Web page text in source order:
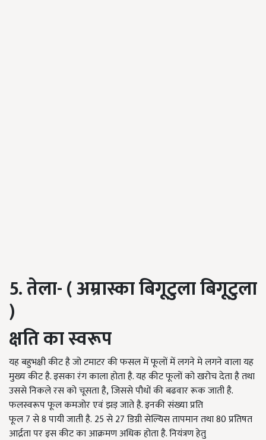
5. तेला- ( अम्रास्का बिगूटुला बिगूटुला
)
क्षति का स्वरूप
यह बहुभक्षी कीट है जो टमाटर की फसल में फूलों में लगने मे लगने वाला यह
मुख्य कीट है. इसका रंग काला होता है. यह कीट फूलों को खरोच देता है तथा
उससे निकले रस को चूसता है,जिससे पौधों की बढवार रूक जाती है.
फलस्वरूप फूल कमजोर एवं झड़ जाते है. इनकी संख्या प्रति
फूल7से8पायी जाती है. 25से27डिग्री सेल्यिस तापमान तथा80प्रतिषत
आर्द्रता पर इस कीट का आक्रमण अधिक होता है. नियंत्रण हेतु